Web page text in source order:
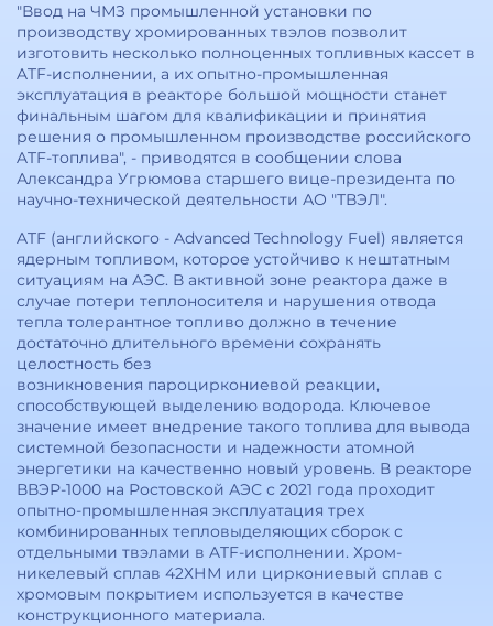
"Ввод на ЧМЗ промышленной установки по
производству хромированных твэлов позволит
изготовить несколько полноценных топливных кассет в
ATF-исполнении, а их опытно-промышленная
эксплуатация в реакторе большой мощности станет
финальным шагом для квалификации и принятия
решения о промышленном производстве российского
ATF-топлива", - приводятся в сообщении слова
Александра Угрюмова старшего вице-президента по
научно-технической деятельности АО "ТВЭЛ".
ATF (английского - Advanced Technology Fuel) является
ядерным топливом, которое устойчиво к нештатным
ситуациям на АЭС. В активной зоне реактора даже в
случае потери теплоносителя и нарушения отвода
тепла толерантное топливо должно в течение
достаточно длительного времени сохранять
целостность без
возникновения пароциркониевой реакции,
способствующей выделению водорода. Ключевое
значение имеет внедрение такого топлива для вывода
системной безопасности и надежности атомной
энергетики на качественно новый уровень. В реакторе
ВВЭР-1000 на Ростовской АЭС с 2021 года проходит
опытно-промышленная эксплуатация трех
комбинированных тепловыделяющих сборок с
отдельными твэлами в ATF-исполнении. Хром-
никелевый сплав 42ХНМ или циркониевый сплав с
хромовым покрытием используется в качестве
конструкционного материала.